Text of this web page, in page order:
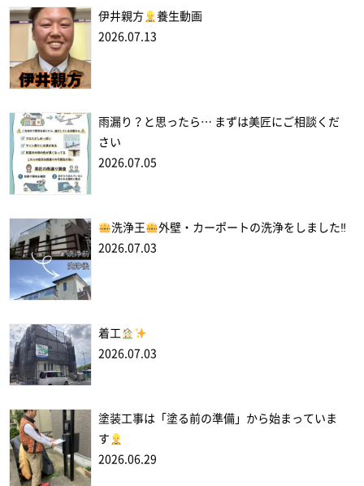
伊井親方
養生動画
2026.07.13
雨漏り？と思ったら… まずは美匠にご相談くだ
さい
2026.07.05
洗浄王
外壁・カーポートの洗浄をしました‼
2026.07.03
着工
2026.07.03
塗装工事は「塗る前の準備」から始まっていま
す
2026.06.29